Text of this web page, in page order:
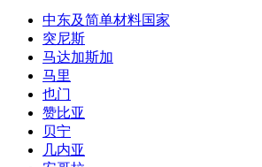
中东及简单材料国家
突尼斯
马达加斯加
马里
也门
赞比亚
贝宁
几内亚